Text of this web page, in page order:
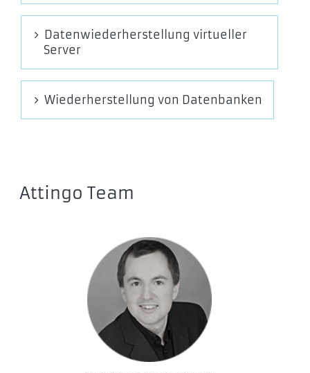
Datenwiederherstellung virtueller
Server
Wiederherstellung von Datenbanken
Attingo Team